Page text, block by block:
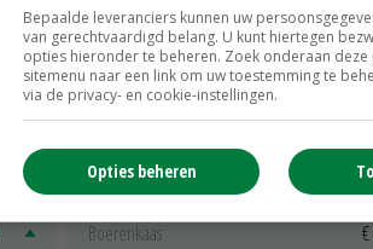
Weipoeder
Zuivel weekprijzen
€
Boeren Gouda 12 kg
Boerenkaas
Bepaalde leveranciers kunnen uw
van gerechtvaardigd belang. U kunt hiertegen
opties hieronder te beheren. Zoek onderaan deze
sitemenu naar een link om uw toestemming te
via de privacy- en cookie-instellingen.
Opties beheren